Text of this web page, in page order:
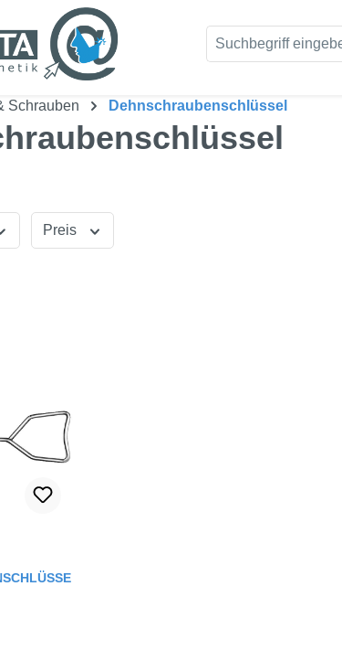
Schrauben Dehnschraubenschlüssel
Preis
von 0 von 5 Sternen